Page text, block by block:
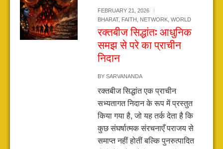
FEBRUARY 21, 2026
BHARAT, FAITH NETWORK, WORLD
रक्तबीज सिद्धांत: आधुनिक
समझ से परे का प्राचीन
निदान
BY SARVANANDA
रक्तबीज सिद्धांत एक प्राचीन
सभ्यतागत निदान के रूप में प्रस्तुत
किया गया है, जो यह तर्क देता है कि
कुछ संघर्षात्मक संरचनाएँ पराजय से
समाप्त नहीं होतीं बल्कि पुनरुत्पादित